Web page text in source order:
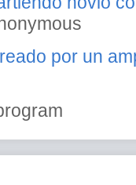
por un